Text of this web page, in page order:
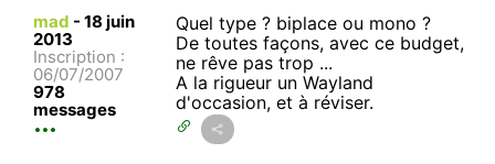
mad - 18 juin
2013
Inscription :
06/07/2007
978
messages
Quel type ? biplace ou mono ?
De toutes façons, avec ce budget,
ne rêve pas trop ...
A la rigueur un Wayland
d'occasion, et à réviser.